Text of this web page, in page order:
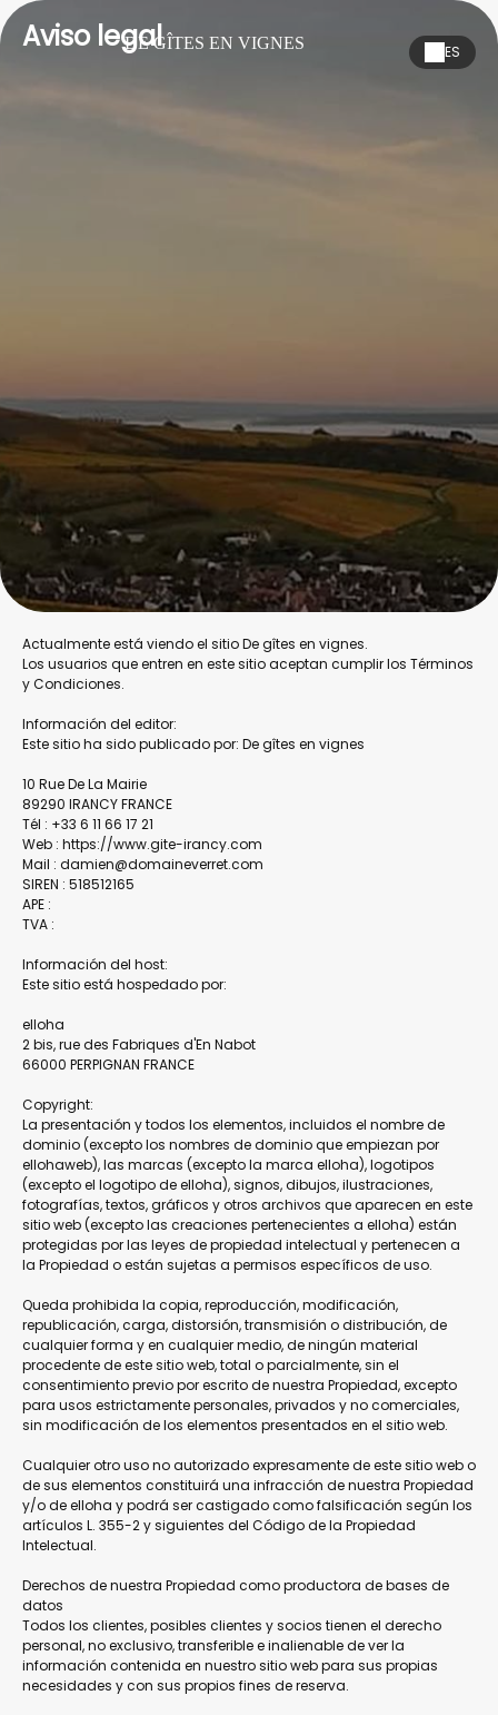
DE GÎTES EN VIGNES ES
Aviso legal
Actualmente está viendo el sitio De gîtes en vignes.
Los usuarios que entren en este sitio aceptan cumplir los Términos
y Condiciones.
Información del editor:
Este sitio ha sido publicado por: De gîtes en vignes
10 Rue De La Mairie
89290 IRANCY FRANCE
Tél : +33 6 11 66 17 21
Web : https://www.gite-irancy.com
Mail : damien@domaineverret.com
SIREN : 518512165
APE :
TVA :
Información del host:
Este sitio está hospedado por:
elloha
2 bis, rue des Fabriques d'En Nabot
66000 PERPIGNAN FRANCE
Copyright:
La presentación y todos los elementos, incluidos el nombre de
dominio (excepto los nombres de dominio que empiezan por
ellohaweb), las marcas (excepto la marca elloha), logotipos
(excepto el logotipo de elloha), signos, dibujos, ilustraciones,
fotografías, textos, gráficos y otros archivos que aparecen en este
sitio web (excepto las creaciones pertenecientes a elloha) están
protegidas por las leyes de propiedad intelectual y pertenecen a
la Propiedad o están sujetas a permisos específicos de uso.
Queda prohibida la copia, reproducción, modificación,
republicación, carga, distorsión, transmisión o distribución, de
cualquier forma y en cualquier medio, de ningún material
procedente de este sitio web, total o parcialmente, sin el
consentimiento previo por escrito de nuestra Propiedad, excepto
para usos estrictamente personales, privados y no comerciales,
sin modificación de los elementos presentados en el sitio web.
Cualquier otro uso no autorizado expresamente de este sitio web o
de sus elementos constituirá una infracción de nuestra Propiedad
y/o de elloha y podrá ser castigado como falsificación según los
artículos L. 355-2 y siguientes del Código de la Propiedad
Intelectual.
Derechos de nuestra Propiedad como productora de bases de
datos
Todos los clientes, posibles clientes y socios tienen el derecho
personal, no exclusivo, transferible e inalienable de ver la
información contenida en nuestro sitio web para sus propias
necesidades y con sus propios fines de reserva.